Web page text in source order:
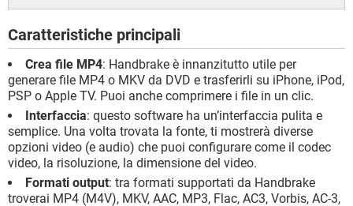
Caratteristiche principali
Crea file MP4: Handbrake è innanzitutto utile per
generare file MP4 o MKV da DVD e trasferirli su iPhone, iPod,
PSP o Apple TV. Puoi anche comprimere i file in un clic.
Interfaccia: questo software ha un’interfaccia pulita e
semplice. Una volta trovata la fonte, ti mostrerà diverse
opzioni video (e audio) che puoi configurare come il codec
video, la risoluzione, la dimensione del video.
Formati output: tra formati supportati da Handbrake
troverai MP4 (M4V), MKV, AAC, MP3, Flac, AC3, Vorbis, AC-3,